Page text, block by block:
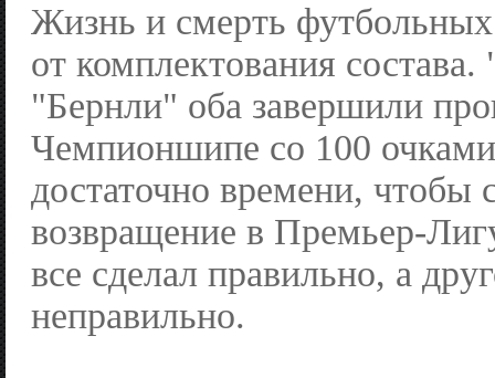
Жизнь и смерть футбольных
от комплектования
"Бернли" оба завершили
Чемпионшипе со 100
достаточно времени, чтобы
возвращение в Премьер-
все сделал правильно, а
неправильно.